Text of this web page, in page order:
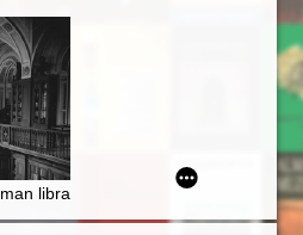
Polskiego i Dziennika Żołnierza" w
librarian? : German librarians in